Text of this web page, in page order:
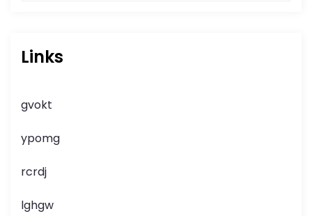
Links
gvokt
ypomg
rcrdj
lghgw